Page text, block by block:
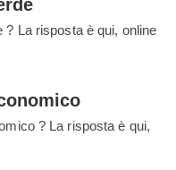
La risposta è qui, online
? La risposta è qui,